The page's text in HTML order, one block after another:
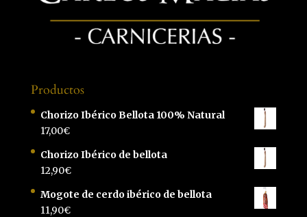
Productos
Chorizo Ibérico Bellota 100% Natural
17,00€
Chorizo Ibérico de bellota
12,90€
Mogote de cerdo ibérico de bellota
11,90€